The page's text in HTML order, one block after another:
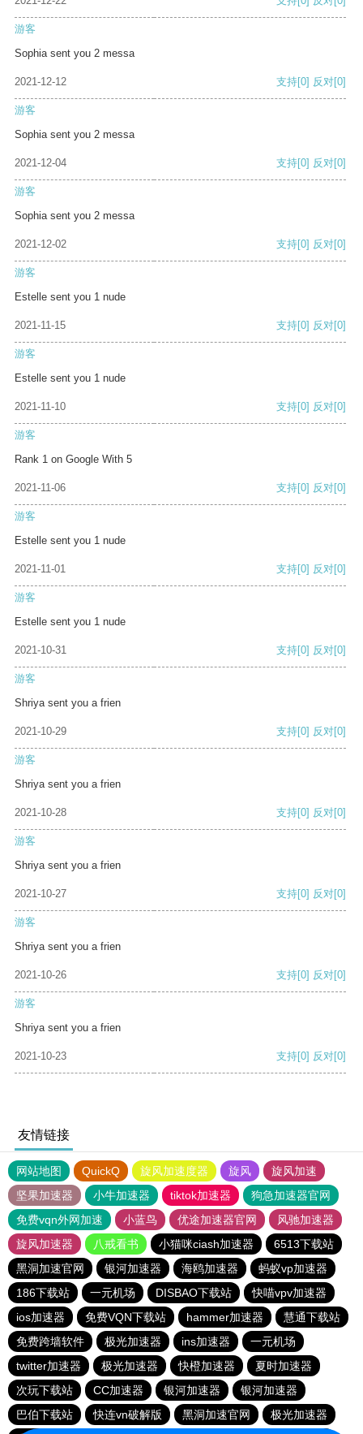
游客
Sophia sent you 2 messa
2021-12-12 支持[0] 反对[0]
游客
Sophia sent you 2 messa
2021-12-04 支持[0] 反对[0]
游客
Sophia sent you 2 messa
2021-12-02 支持[0] 反对[0]
游客
Estelle sent you 1 nude
2021-11-15 支持[0] 反对[0]
游客
Estelle sent you 1 nude
2021-11-10 支持[0] 反对[0]
游客
Rank 1 on Google With 5
2021-11-06 支持[0] 反对[0]
游客
Estelle sent you 1 nude
2021-11-01 支持[0] 反对[0]
游客
Estelle sent you 1 nude
2021-10-31 支持[0] 反对[0]
游客
Shriya sent you a frien
2021-10-29 支持[0] 反对[0]
游客
Shriya sent you a frien
2021-10-28 支持[0] 反对[0]
游客
Shriya sent you a frien
2021-10-27 支持[0] 反对[0]
游客
Shriya sent you a frien
2021-10-26 支持[0] 反对[0]
游客
Shriya sent you a frien
2021-10-23 支持[0] 反对[0]
友情链接
网站地图 QuickQ 旋风加速度器 旋风
旋风加速
坚果加速器
小牛加速器 tiktok加速器
狗急加速器官网
免费vqn外网加速
小蓝鸟 优途加速器官网
风驰加速器
旋风加速器
八戒看书 小猫咪ciash加速器
6513下载站
黑洞加速官网
银河加速器 海鸥加速器
蚂蚁vp加速器
186下载站
一元机场 DISBAO下载站
快喵vpv加速器
ios加速器
免费VQN下载站 hammer加速器
慧通下载站
免费跨墙软件
极光加速器 ins加速器
一元机场
twitter加速器
极光加速器 快橙加速器
夏时加速器
次玩下载站
CC加速器 银河加速器
银河加速器
巴伯下载站
快连vn破解版 黑洞加速官网
极光加速器